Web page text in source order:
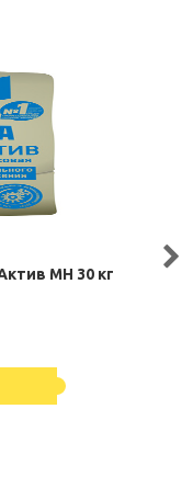
МН 30 кг